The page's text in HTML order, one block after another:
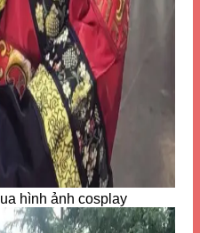
hình ảnh cosplay